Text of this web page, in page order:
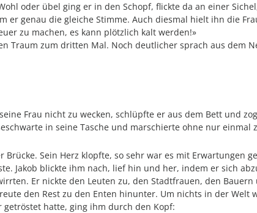
oder übel ging er in den Schopf, flickte da an einer
er genau die gleiche Stimme. Auch diesmal hielt ihn die
zu machen, es kann plötzlich kalt werden!»
Traum zum dritten Mal. Noch deutlicher sprach aus dem
Frau nicht zu wecken, schlüpfte er aus dem Bett und
in seine Tasche und marschierte ohne nur
Sein Herz klopfte, so sehr war es mit Erwartungen
Jakob blickte ihm nach, lief hin und her, indem er sich
Er nickte den Leuten zu, den Stadtfrauen, den
den Rest zu den Enten hinunter. Um nichts in der Welt
hatte, ging ihm durch den Kopf: